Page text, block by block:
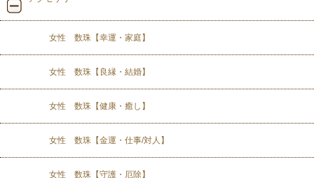
女性 数珠【幸運・家庭】
女性 数珠【良縁・結婚】
女性 数珠【健康・癒し】
女性 数珠【金運・仕事/対人】
女性 数珠【守護・厄除】